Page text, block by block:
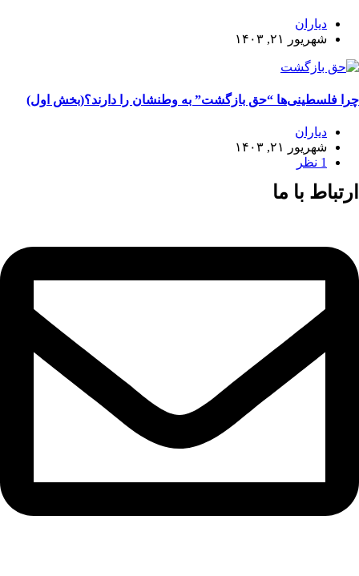
دیاران
شهریور ۲۱, ۱۴۰۳
چرا فلسطینی‌ها “حق بازگشت” به وطنشان‌ را دارند؟(بخش اول)
دیاران
شهریور ۲۱, ۱۴۰۳
1 نظر
ارتباط با ما